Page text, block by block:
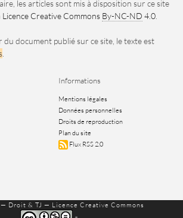
les articles sont mis à disposition sur ce site
Licence Creative Commons By-NC-ND 4.0
document publié sur ce site, le texte est
Informations
Mentions légales
Données personnelles
Droits de reproduction
Plan du site
Flux RSS 2.0
Droit & TJ — Licence Creative Commons